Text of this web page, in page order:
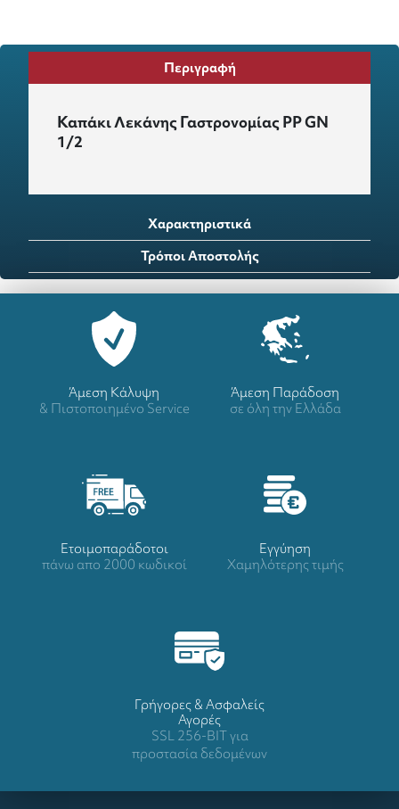
Περιγραφή
Καπάκι Λεκάνης Γαστρονομίας PP GN
1/2
Χαρακτηριστικά
Τρόποι Αποστολής
Άμεση Κάλυψη
& Πιστοποιημένο Service
Άμεση Παράδοση
σε όλη την Ελλάδα
Ετοιμοπαράδοτοι
πάνω απο 2000 κωδικοί
Eγγύηση
Χαμηλότερης τιμής
Γρήγορες & Ασφαλείς
Αγορές
SSL 256-BIT για
προστασία δεδομένων